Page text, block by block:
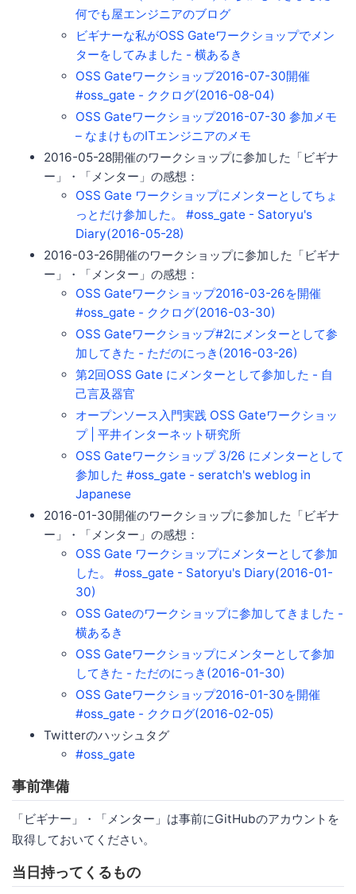
何でも屋エンジニアのブログ
ビギナーな私がOSS Gateワークショップでメン
ターをしてみました - 横あるき
OSS Gateワークショップ2016-07-30開催
#oss_gate - ククログ(2016-08-04)
OSS Gateワークショップ2016-07-30 参加メモ
– なまけものITエンジニアのメモ
2016-05-28開催のワークショップに参加した「ビギナ
ー」・「メンター」の感想：
OSS Gate ワークショップにメンターとしてちょ
っとだけ参加した。 #oss_gate - Satoryu's
Diary(2016-05-28)
2016-03-26開催のワークショップに参加した「ビギナ
ー」・「メンター」の感想：
OSS Gateワークショップ2016-03-26を開催
#oss_gate - ククログ(2016-03-30)
OSS Gateワークショップ#2にメンターとして参
加してきた - ただのにっき(2016-03-26)
第2回OSS Gate にメンターとして参加した - 自
己言及器官
オープンソース入門実践 OSS Gateワークショッ
プ | 平井インターネット研究所
OSS Gateワークショップ 3/26 にメンターとして
参加した #oss_gate - seratch's weblog in
Japanese
2016-01-30開催のワークショップに参加した「ビギナ
ー」・「メンター」の感想：
OSS Gate ワークショップにメンターとして参加
した。 #oss_gate - Satoryu's Diary(2016-01-
30)
OSS Gateのワークショップに参加してきました -
横あるき
OSS Gateワークショップにメンターとして参加
してきた - ただのにっき(2016-01-30)
OSS Gateワークショップ2016-01-30を開催
#oss_gate - ククログ(2016-02-05)
Twitterのハッシュタグ
#oss_gate
事前準備
「ビギナー」・「メンター」は事前にGitHubのアカウントを
取得しておいてください。
当日持ってくるもの